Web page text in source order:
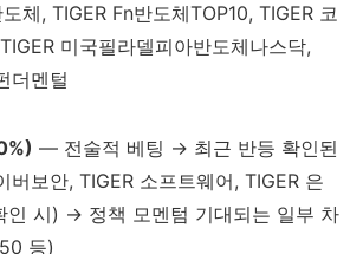
체, TIGER Fn반도체TOP10, TIGER 코
미국필라델피아반도체나스닥,
더멘털
— 전술적 베팅 → 최근 반등 확인된
버보안, TIGER 소프트웨어, TIGER 은
인 시) → 정책 모멘텀 기대되는 일부 차
등)